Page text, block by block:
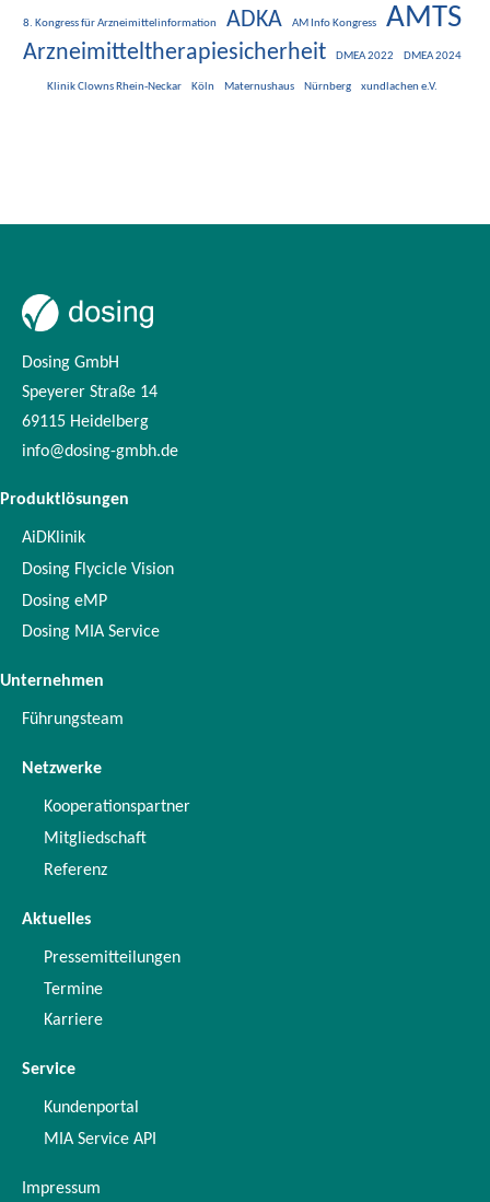
8. Kongress für Arzneimittelinformation ADKA AM Info Kongress AMTS
Arzneimitteltherapiesicherheit DMEA 2022 DMEA 2024
Klinik Clowns Rhein-Neckar Köln Maternushaus Nürnberg xundlachen e.V.
Dosing GmbH
Speyerer Straße 14
69115 Heidelberg
info@dosing-gmbh.de
Produktlösungen
AiDKlinik
Dosing Flycicle Vision
Dosing eMP
Dosing MIA Service
Unternehmen
Führungsteam
Netzwerke
Kooperationspartner
Mitgliedschaft
Referenz
Aktuelles
Pressemitteilungen
Termine
Karriere
Service
Kundenportal
MIA Service API
Impressum